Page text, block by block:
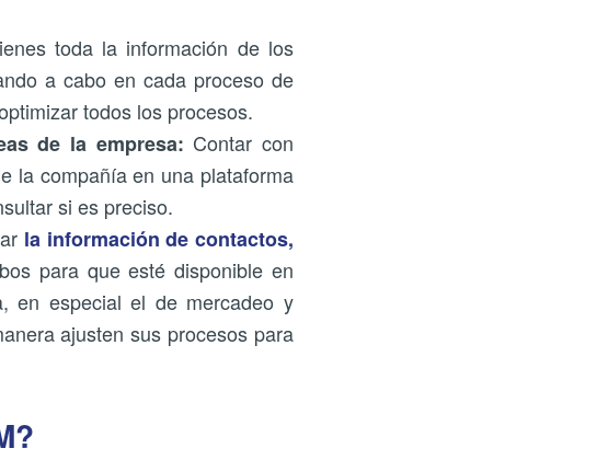
toda la información de los
a cabo en cada proceso de
todos los procesos.
de la empresa: Contar con
la compañía en una plataforma
si es preciso.
la información de contactos,
para que esté disponible en
en especial el de mercadeo y
ajusten sus procesos para